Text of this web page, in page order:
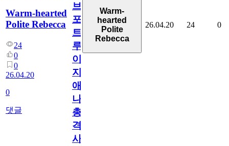
Warm-hearted
Polite Rebecca
24
0
0
26.04.20
0
댓글
브
포
트
루
이
지
애
나
총
격
사
Warm-
hearted
Polite
Rebecca
26.04.20 24 0